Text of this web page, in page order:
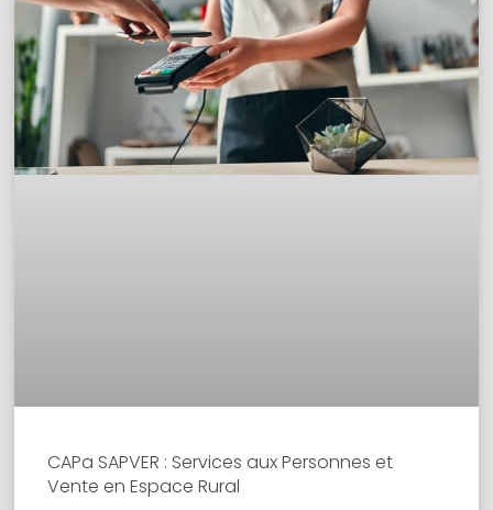
CAPa SAPVER : Services aux Personnes et
Vente en Espace Rural